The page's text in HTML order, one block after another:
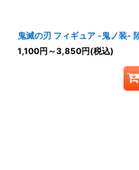
鬼滅の刃 フィギュア -鬼ノ装-
1,100円 ～3,850円(税込)